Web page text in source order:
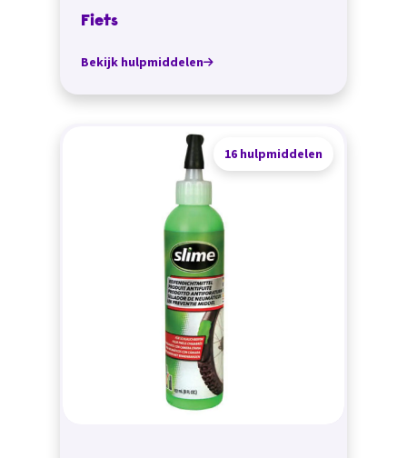
Fiets
Bekijk hulpmiddelen
16 hulpmiddelen